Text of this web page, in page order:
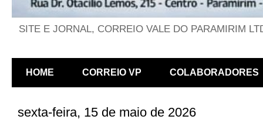
SITE E JORNAL, CORREIO VALE DO PARAMIRIM
HOME CORREIO VP COLABORADORES
sexta-feira, 15 de maio de 2026